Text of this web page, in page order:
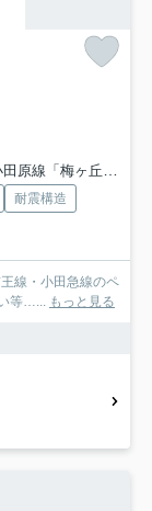
「梅ヶ丘」駅 徒歩10分
耐震構造
線・小田急線のペ
等…... もっと見る